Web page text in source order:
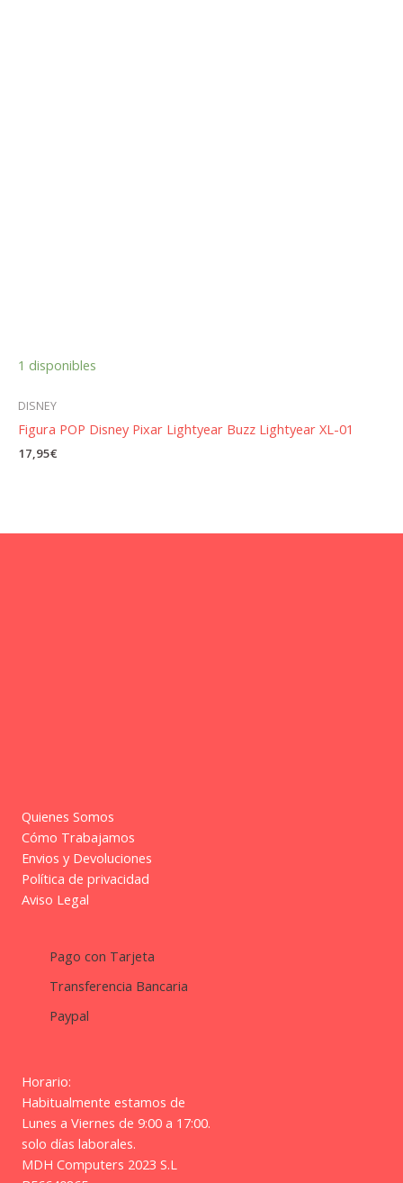
1 disponibles
DISNEY
Figura POP Disney Pixar Lightyear Buzz Lightyear XL-01
17,95€
Quienes Somos
Cómo Trabajamos
Envios y Devoluciones
Política de privacidad
Aviso Legal
Pago con Tarjeta
Transferencia Bancaria
Paypal
Horario:
Habitualmente estamos de
Lunes a Viernes de 9:00 a 17:00.
solo días laborales.
MDH Computers 2023 S.L